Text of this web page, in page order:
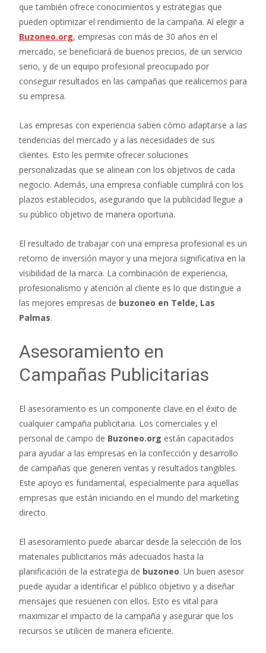
que también ofrece conocimientos y estrategias que
pueden optimizar el rendimiento de la campaña. Al elegir a
Buzoneo.org, empresas con más de 30 años en el
mercado, se beneficiará de buenos precios, de un servicio
serio, y de un equipo profesional preocupado por
conseguir resultados en las campañas que realicemos para
su empresa.
Las empresas con experiencia saben cómo adaptarse a las
tendencias del mercado y a las necesidades de sus
clientes. Esto les permite ofrecer soluciones
personalizadas que se alinean con los objetivos de cada
negocio. Además, una empresa confiable cumplirá con los
plazos establecidos, asegurando que la publicidad llegue a
su público objetivo de manera oportuna.
El resultado de trabajar con una empresa profesional es un
retorno de inversión mayor y una mejora significativa en la
visibilidad de la marca. La combinación de experiencia,
profesionalismo y atención al cliente es lo que distingue a
las mejores empresas de buzoneo en Telde, Las
Palmas.
Asesoramiento en
Campañas Publicitarias
El asesoramiento es un componente clave en el éxito de
cualquier campaña publicitaria. Los comerciales y el
personal de campo de Buzoneo.org están capacitados
para ayudar a las empresas en la confección y desarrollo
de campañas que generen ventas y resultados tangibles.
Este apoyo es fundamental, especialmente para aquellas
empresas que están iniciando en el mundo del marketing
directo.
El asesoramiento puede abarcar desde la selección de los
materiales publicitarios más adecuados hasta la
planificación de la estrategia de buzoneo. Un buen asesor
puede ayudar a identificar el público objetivo y a diseñar
mensajes que resuenen con ellos. Esto es vital para
maximizar el impacto de la campaña y asegurar que los
recursos se utilicen de manera eficiente.